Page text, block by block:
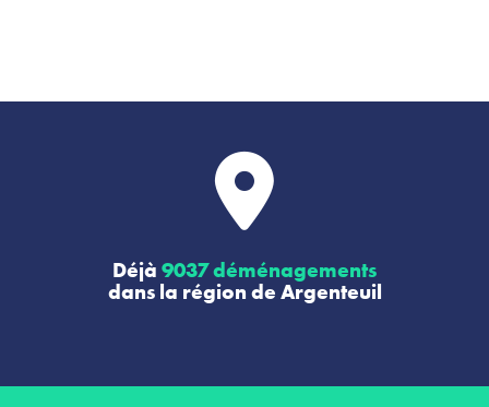
Déjà 9037 déménagements
dans la région de Argenteuil